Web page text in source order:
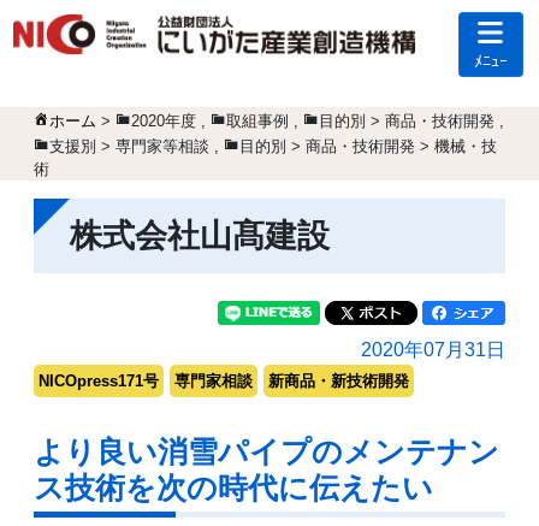
ﾒﾆｭｰ
ホーム > 2020年度 , 取組事例 , 目的別 > 商品・技術開発 ,
支援別 > 専門家等相談 ,
目的別 > 商品・技術開発 > 機械・技
術
株式会社山髙建設
2020年07月31日
NICOpress171号 専門家相談 新商品・新技術開発
より良い消雪パイプのメンテナン
ス技術を次の時代に伝えたい